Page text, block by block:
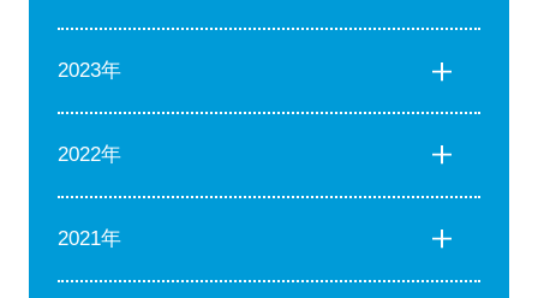
2023年
2022年
2021年